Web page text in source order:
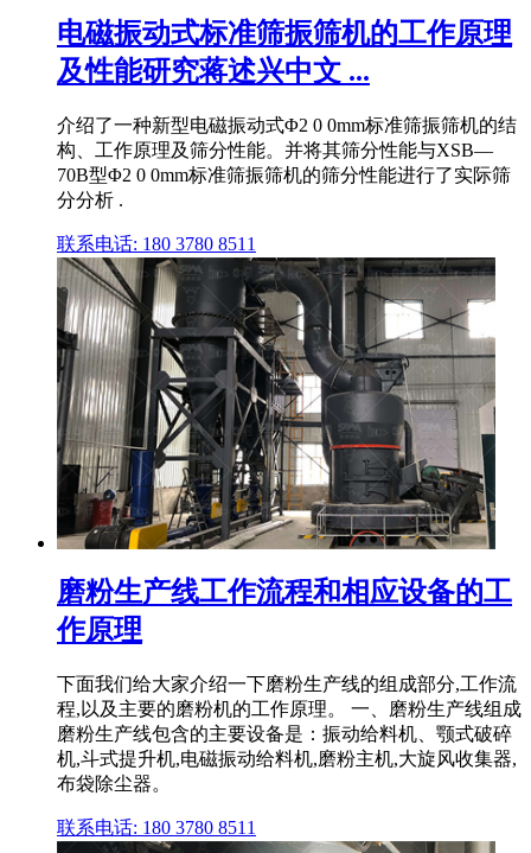
电磁振动式标准筛振筛机的工作原理
及性能研究蒋述兴中文 ...
介绍了一种新型电磁振动式Φ2 0 0mm标准筛振筛机的结
构、工作原理及筛分性能。并将其筛分性能与XSB—
70B型Φ2 0 0mm标准筛振筛机的筛分性能进行了实际筛
分分析 .
联系电话: 180 3780 8511
磨粉生产线工作流程和相应设备的工
作原理
下面我们给大家介绍一下磨粉生产线的组成部分,工作流
程,以及主要的磨粉机的工作原理。 一、磨粉生产线组成
磨粉生产线包含的主要设备是：振动给料机、颚式破碎
机,斗式提升机,电磁振动给料机,磨粉主机,大旋风收集器,
布袋除尘器。
联系电话: 180 3780 8511